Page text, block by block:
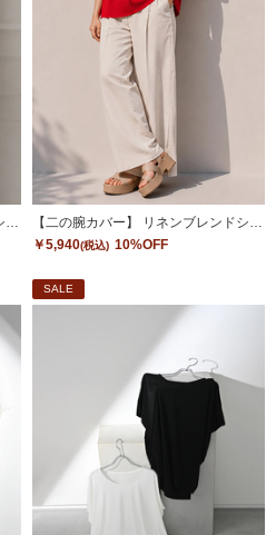
【二の腕カバー】 リネンブレンドショルダートップス
【二の腕カバー】 リネンブレンドショルダートップス
￥5,940(税込) 10%OFF
SALE